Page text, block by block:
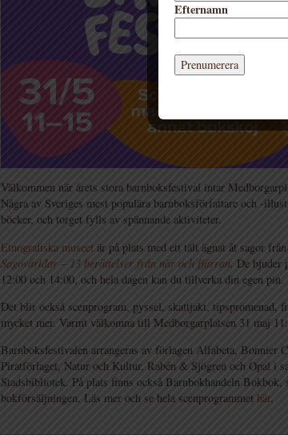
Välkommen när årets stora barnboksfestival intar
Några av Sveriges mest populära barnboksförfattare och -
böcker, och torget fylls av spännande aktiviteter.
Etnografiska museet är på plats med ett tält ägnat åt sagor
Sagovärldar – 13 berättelser från när och fjärran. De bjuder
12:00 och 14:00, och hela dagen kan du tillverka din egen pin.
Det blir också scenprogram, pyssel, skattjakt, tipspromenad,
mycket mer. Varmt välkomna till Medborgarplatsen 31 maj
Barnboksfestivalen arrangeras av förlagen Alfabeta, Bonnier
Piratförlaget, Natur och Kultur, Rabén & Sjögren och Opal i
Stadsbibliotek. På plats finns också Barnbokhandeln Bokbok,
bokförsäljningen. Läs mer och se hela scenprogrammet här.
Efternamn